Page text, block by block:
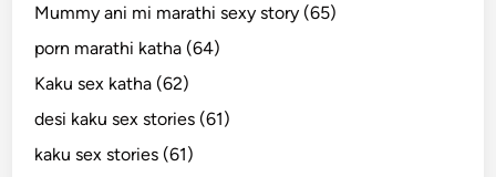
Mummy ani mi marathi sexy story (65)
porn marathi katha (64)
Kaku sex katha (62)
desi kaku sex stories (61)
kaku sex stories (61)